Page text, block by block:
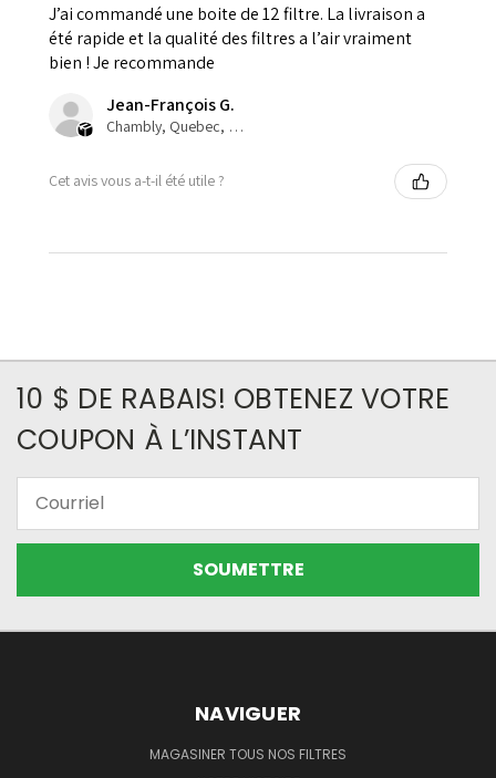
J’ai commandé une boite de 12 filtre. La livraison a
été rapide et la qualité des filtres a l’air vraiment
bien ! Je recommande
Jean-François G.
Chambly, Quebec, Canada
Cet avis vous a-t-il été utile ?
10 $ DE RABAIS! OBTENEZ VOTRE
COUPON À L’INSTANT
NAVIGUER
MAGASINER TOUS NOS FILTRES